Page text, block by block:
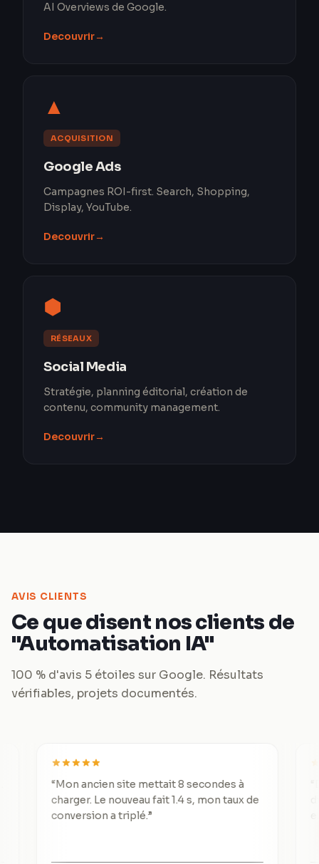
AI Overviews de Google.
Decouvrir→
▲
ACQUISITION
Google Ads
Campagnes ROI-first. Search, Shopping,
Display, YouTube.
Decouvrir→
⬢
RÉSEAUX
Social Media
Stratégie, planning éditorial, création de
contenu, community management.
Decouvrir→
AVIS CLIENTS
Ce que disent nos clients de
"Automatisation IA"
100 % d'avis 5 étoiles sur Google. Résultats
vérifiables, projets documentés.
Mon ancien site mettait 8 secondes à
charger. Le nouveau fait 1.4 s, mon taux de
conversion a triplé.”